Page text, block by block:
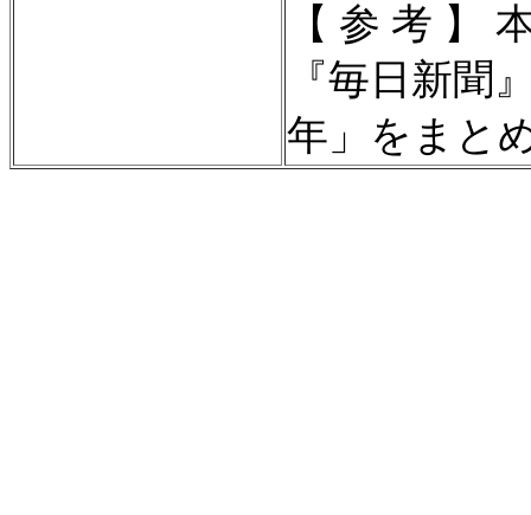
【 参 考 】
『毎日新聞
年」をまと